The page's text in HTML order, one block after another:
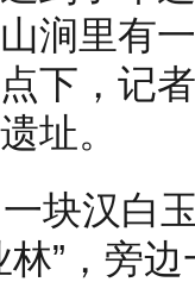
涧里有
下，记
址。
块汉白
”，旁